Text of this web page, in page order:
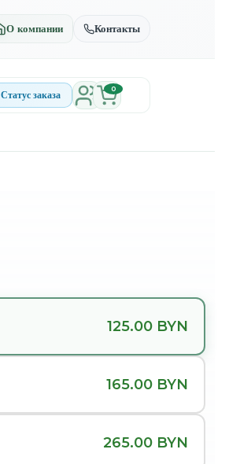
О компании Контакты
Статус заказа
0
125.00 BYN
165.00 BYN
265.00 BYN